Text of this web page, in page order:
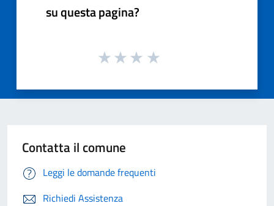
su questa pagina?
Contatta il comune
Leggi le domande frequenti
Richiedi Assistenza